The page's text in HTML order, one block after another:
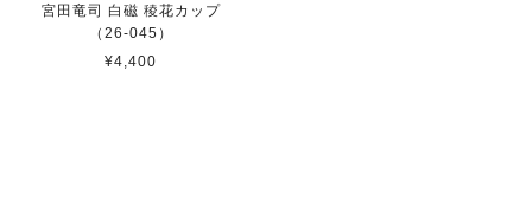
宮田竜司 白磁 稜花カップ
（26-045）
¥4,400